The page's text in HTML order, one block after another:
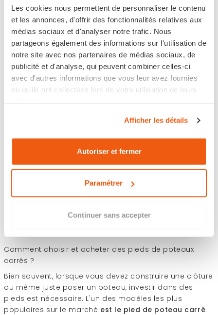
Les cookies nous permettent de personnaliser le contenu
et les annonces, d'offrir des fonctionnalités relatives aux
médias sociaux et d'analyser notre trafic. Nous
partageons également des informations sur l'utilisation de
notre site avec nos partenaires de médias sociaux, de
publicité et d'analyse, qui peuvent combiner celles-ci
avec d'autres informations que vous leur avez fournies
ou qu'ils ont collectées lors de votre utilisation de leurs
Afficher les détails
Autoriser et fermer
Paramétrer
Continuer sans accepter
PIED DE POTEAU CARRÉ
A BOULONNER 90X90EP 2
MM
PIED DE POTEAU CARRÉ
A BOULONNER 70X70EP 2
MM
Retour en haut
Comment choisir et acheter des pieds de poteaux
carrés ?
Bien souvent, lorsque vous devez construire une clôture
ou même juste poser un poteau, investir dans des
pieds est nécessaire. L'un des modèles les plus
populaires sur le marché est le pied de poteau carré.